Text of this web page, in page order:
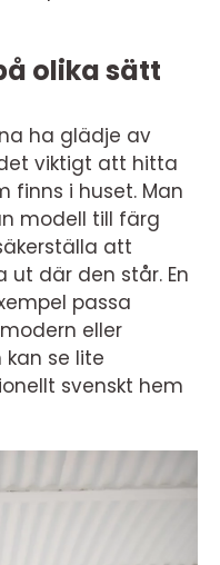
olika sätt
ha glädje av
viktigt att hitta
finns i huset. Man
modell till färg
att
där den står. En
passa
eller
se lite
svenskt hem